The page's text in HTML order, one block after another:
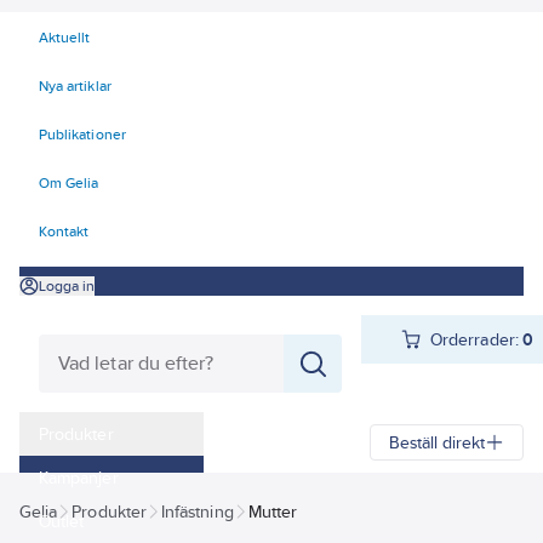
Aktuellt
Nya artiklar
Publikationer
Om Gelia
Kontakt
Logga in
Orderrader:0
Kampanjer
Outlet
Beställ direkt
Gelia Produkter Infästning Mutter